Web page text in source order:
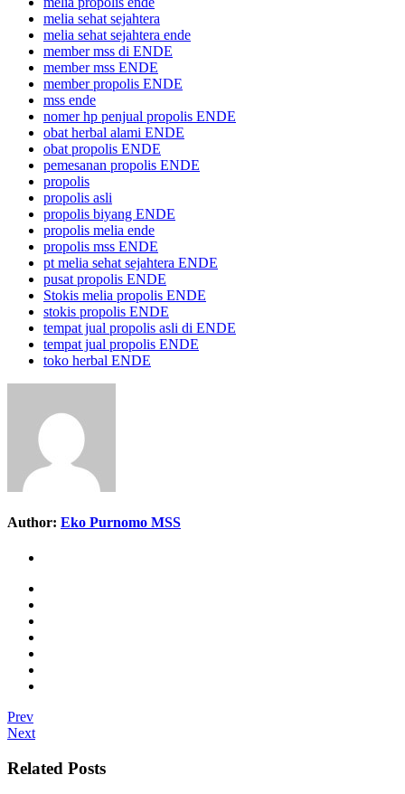
melia sehat sejahtera
melia sehat sejahtera ende
member mss di ENDE
member mss ENDE
member propolis ENDE
mss ende
nomer hp penjual propolis ENDE
obat herbal alami ENDE
obat propolis ENDE
pemesanan propolis ENDE
propolis
propolis asli
propolis biyang ENDE
propolis melia ende
propolis mss ENDE
pt melia sehat sejahtera ENDE
pusat propolis ENDE
Stokis melia propolis ENDE
stokis propolis ENDE
tempat jual propolis asli di ENDE
tempat jual propolis ENDE
toko herbal ENDE
Author: Eko Purnomo MSS
Prev
Next
Related Posts